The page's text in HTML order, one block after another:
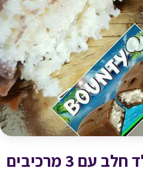
קוקוס בציפוי שוקולד חלב עם 3 מרכיבים